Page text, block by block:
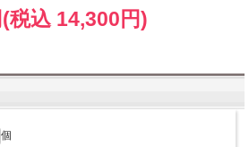
(税込 14,300円)
個